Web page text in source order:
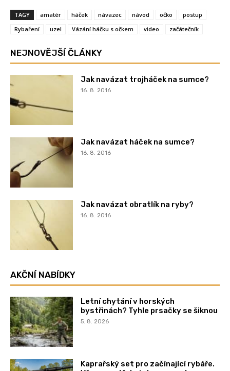
TAGY amatér háček návazec návod očko
postup
Rybaření
uzel Vázání háčku s očkem video začátečník
NEJNOVĚJŠÍ ČLÁNKY
Jak navázat trojháček na sumce?
16. 8. 2016
Jak navázat háček na sumce?
16. 8. 2016
Jak navázat obratlík na ryby?
16. 8. 2016
AKČNÍ NABÍDKY
Letní chytání v horských
bystřinách? Tyhle prsačky se šiknou
5. 8. 2026
Kaprařský set pro začínající rybáře.